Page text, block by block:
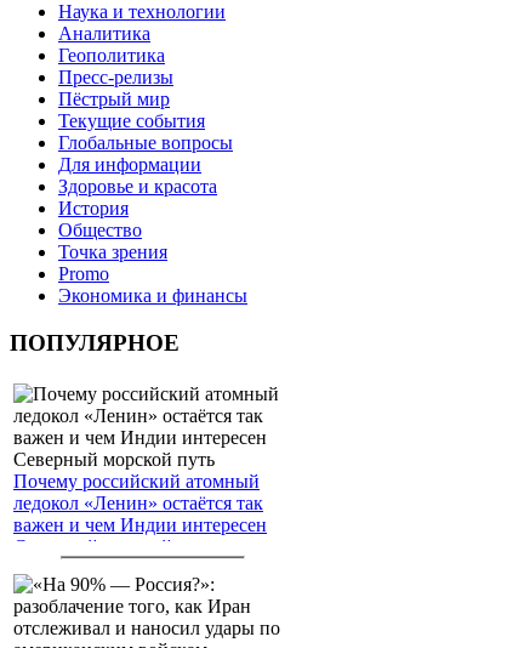
Наука и технологии
Аналитика
Геополитика
Пресс-релизы
Пёстрый мир
Текущие события
Глобальные вопросы
Для информации
Здоровье и красота
История
Общество
Точка зрения
Promo
Экономика и финансы
ПОПУЛЯРНОЕ
Почему российский атомный
ледокол «Ленин» остаётся так
важен и чем Индии интересен
Северный морской путь